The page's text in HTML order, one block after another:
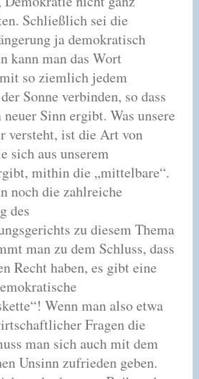
Schließlich sei die
ja demokratisch
kann man das Wort
so ziemlich jedem
Sonne verbinden, so dass
Sinn ergibt. Was unsere
versteht, ist die Art von
sich aus unserem
mithin die „mittelbare“.
noch die zahlreiche
des
zu diesem Thema
man zu dem Schluss, dass
Recht haben, es gibt eine
Wenn man also etwa
Fragen die
man sich auch mit dem
Unsinn zufrieden geben.